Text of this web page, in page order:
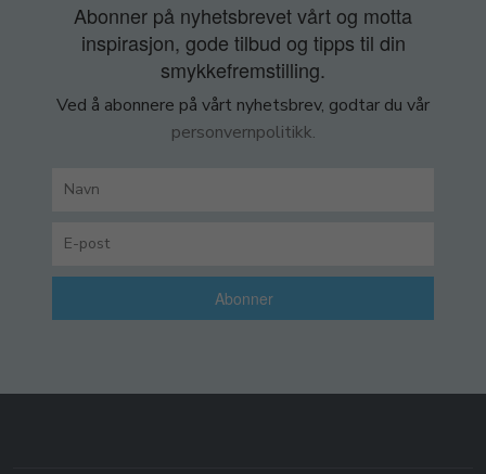
Abonner på nyhetsbrevet vårt og motta
inspirasjon, gode tilbud og tipps til din
smykkefremstilling.
Ved å abonnere på vårt nyhetsbrev, godtar du vår
personvernpolitikk.
Abonner